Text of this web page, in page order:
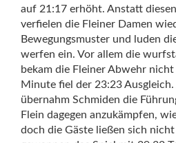
auf 21:17 erhöht. Anstatt
verfielen die Fleiner Damen
Bewegungsmuster und luden
werfen ein. Vor allem die
bekam die Fleiner Abwehr
Minute fiel der 23:23
übernahm Schmiden die
Flein dagegen anzukämpfen,
doch die Gäste ließen sich